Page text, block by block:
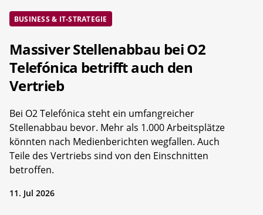
BUSINESS & IT-STRATEGIE
Massiver Stellenabbau bei O2
Telefónica betrifft auch den
Vertrieb
Bei O2 Telefónica steht ein umfangreicher
Stellenabbau bevor. Mehr als 1.000 Arbeitsplätze
könnten nach Medienberichten wegfallen. Auch
Teile des Vertriebs sind von den Einschnitten
betroffen.
11. Jul 2026